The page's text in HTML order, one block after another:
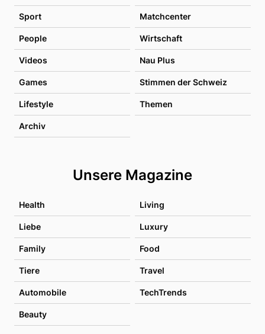
Sport Matchcenter
People Wirtschaft
Videos Nau Plus
Games Stimmen der Schweiz
Lifestyle Themen
Archiv
Unsere Magazine
Health Living
Liebe Luxury
Family Food
Tiere Travel
Automobile TechTrends
Beauty